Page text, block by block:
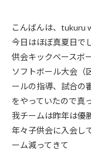
こんばんは、tukuru
今日はほぼ真夏日で
供会キックベースボ
ソフトボール大会（
ールの指導、試合の
をやっていたので真
我チームは昨年は優
年々子供会に入会し
ーム減ってきて